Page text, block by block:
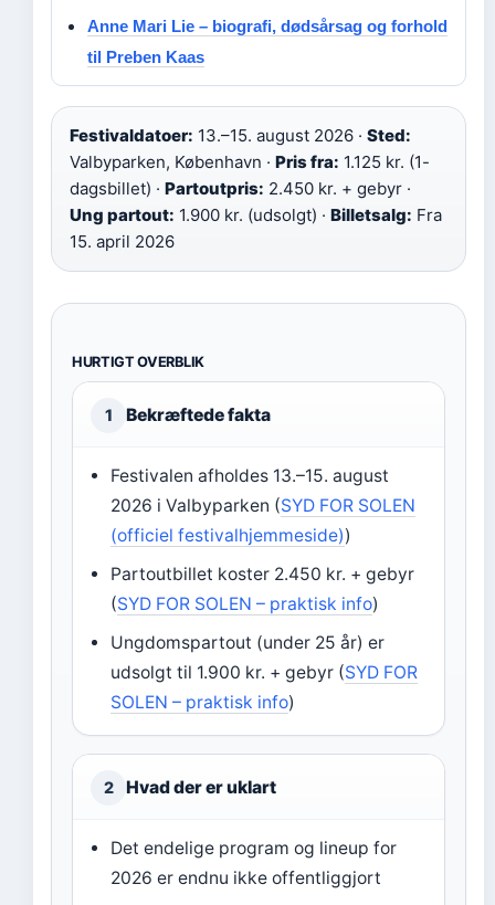
Anne Mari Lie – biografi, dødsårsag og forhold
til Preben Kaas
Festivaldatoer: 13.–15. august 2026 · Sted:
Valbyparken, København · Pris fra: 1.125 kr. (1-
dagsbillet) · Partoutpris: 2.450 kr. + gebyr ·
Ung partout: 1.900 kr. (udsolgt) · Billetsalg: Fra
15. april 2026
HURTIGT OVERBLIK
1 Bekræftede fakta
Festivalen afholdes 13.–15. august
2026 i Valbyparken (SYD FOR SOLEN
(officiel festivalhjemmeside))
Partoutbillet koster 2.450 kr. + gebyr
(SYD FOR SOLEN – praktisk info)
Ungdomspartout (under 25 år) er
udsolgt til 1.900 kr. + gebyr (SYD FOR
SOLEN – praktisk info)
2 Hvad der er uklart
Det endelige program og lineup for
2026 er endnu ikke offentliggjort